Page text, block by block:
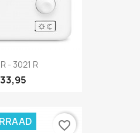
- 3021 R
favorite_border